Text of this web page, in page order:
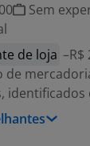
Sem
de loja –R$
de
identificados